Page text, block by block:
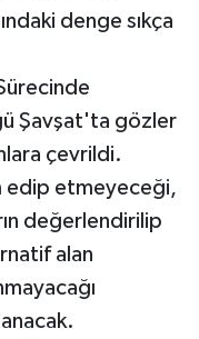
denge sıkça
Şavşat'ta gözler
çevrildi.
edip etmeyeceği,
değerlendirilip
alan